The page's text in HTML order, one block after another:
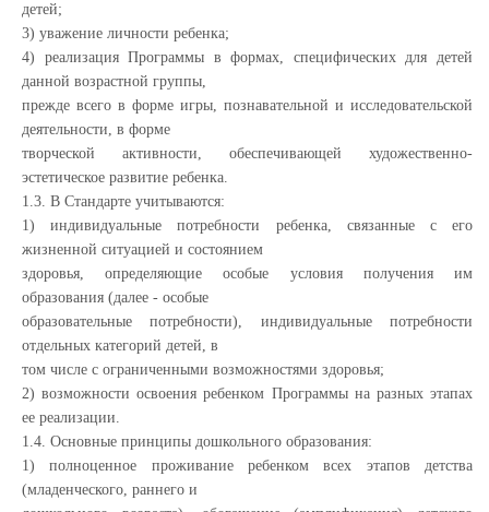
детей;
3) уважение личности ребенка;
4) реализация Программы в формах, специфических для детей
данной возрастной группы,
прежде всего в форме игры, познавательной и исследовательской
деятельности, в форме
творческой активности, обеспечивающей художественно-
эстетическое развитие ребенка.
1.3. В Стандарте учитываются:
1) индивидуальные потребности ребенка, связанные с его
жизненной ситуацией и состоянием
здоровья, определяющие особые условия получения им
образования (далее - особые
образовательные потребности), индивидуальные потребности
отдельных категорий детей, в
том числе с ограниченными возможностями здоровья;
2) возможности освоения ребенком Программы на разных этапах
ее реализации.
1.4. Основные принципы дошкольного образования:
1) полноценное проживание ребенком всех этапов детства
(младенческого, раннего и